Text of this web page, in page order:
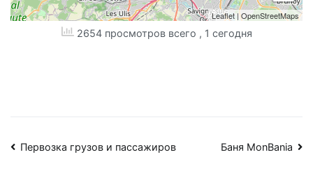
Leaflet |OpenStreetMaps
2654 просмотров всего , 1 сегодня
Навигация
Первозка грузов и пассажиров Баня MonBania